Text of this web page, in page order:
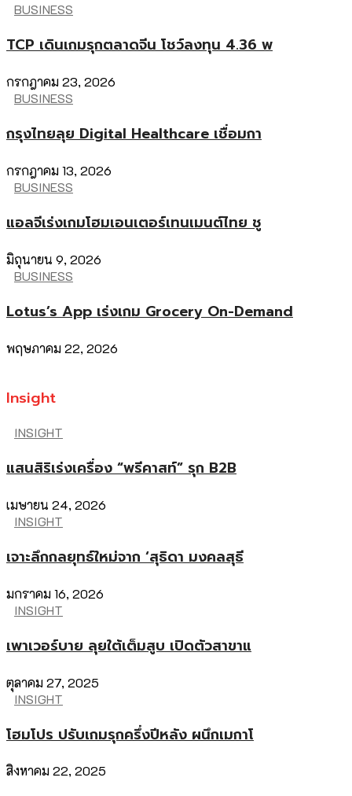
BUSINESS
TCP เดินเกมรุกตลาดจีน โชว์ลงทุน 4.36 พ
กรกฎาคม 23, 2026
BUSINESS
กรุงไทยลุย Digital Healthcare เชื่อมกา
กรกฎาคม 13, 2026
BUSINESS
แอลจีเร่งเกมโฮมเอนเตอร์เทนเมนต์ไทย ชู
มิถุนายน 9, 2026
BUSINESS
Lotus’s App เร่งเกม Grocery On-Demand
พฤษภาคม 22, 2026
Insight
INSIGHT
แสนสิริเร่งเครื่อง “พรีคาสท์” รุก B2B
เมษายน 24, 2026
INSIGHT
เจาะลึกกลยุทธ์ใหม่จาก ‘สุธิดา มงคลสุธี
มกราคม 16, 2026
INSIGHT
เพาเวอร์บาย ลุยใต้เต็มสูบ เปิดตัวสาขาแ
ตุลาคม 27, 2025
INSIGHT
โฮมโปร ปรับเกมรุกครึ่งปีหลัง ผนึกเมกาโ
สิงหาคม 22, 2025